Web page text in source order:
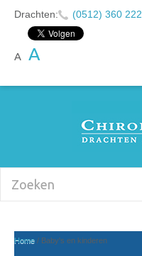
Drachten: (0512) 360 222
A A
HOME
KLACHTEN
CHIROPRACTIE
Home / Baby's en kinderen